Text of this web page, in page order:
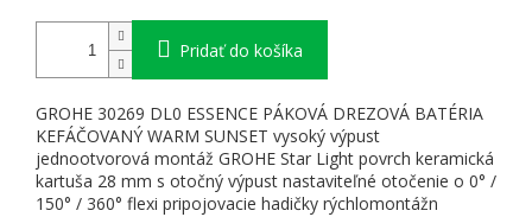
Pridať do košíka
GROHE 30269 DL0 ESSENCE PÁKOVÁ DREZOVÁ BATÉRIA
KEFÁČOVANÝ WARM SUNSET vysoký výpust
jednootvorová montáž GROHE Star Light povrch keramická
kartuša 28 mm s otočný výpust nastaviteľné otočenie o 0° /
150° / 360° flexi pripojovacie hadičky rýchlomontážn